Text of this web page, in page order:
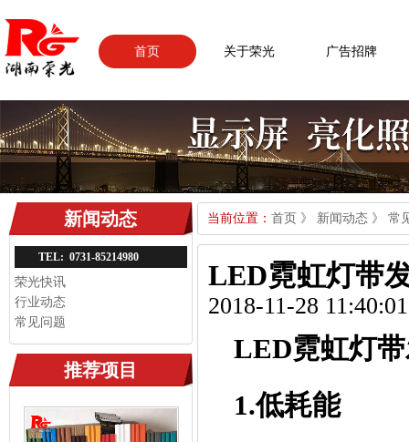
首页 关于荣光 广告招牌
新闻动态
TEL: 0731-85214980
荣光快讯
行业动态
常见问题
推荐项目
当前位置： 首页 》 新闻动态 》 常
LED霓虹灯带
2018-11-28 11:40:01
LED霓虹灯
1.低耗能